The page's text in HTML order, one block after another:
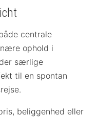
centrale
ophold i
særlige
til en spontan
beliggenhed eller